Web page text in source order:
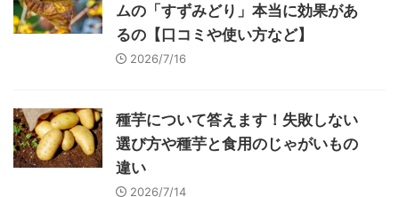
ムの「すずみどり」本当に効果があ
るの【口コミや使い方など】
2026/7/16
種芋について答えます！失敗しない
選び方や種芋と食用のじゃがいもの
違い
2026/7/14